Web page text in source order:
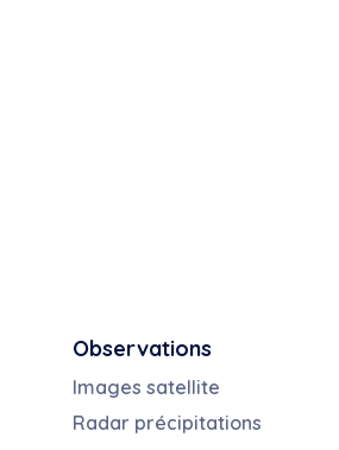
Observations
Images satellite
Radar précipitations